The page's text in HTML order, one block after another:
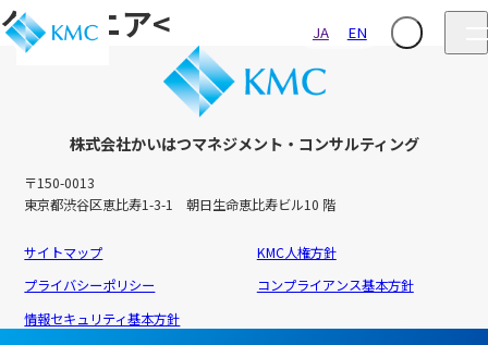
JA EN
タンザニア<
株式会社かいはつマネジメント・コンサルティング
〒150-0013
東京都渋谷区恵比寿1-3-1 朝日生命恵比寿ビル10 階
サイトマップ
KMC人権方針
プライバシーポリシー
コンプライアンス基本方針
情報セキュリティ基本方針